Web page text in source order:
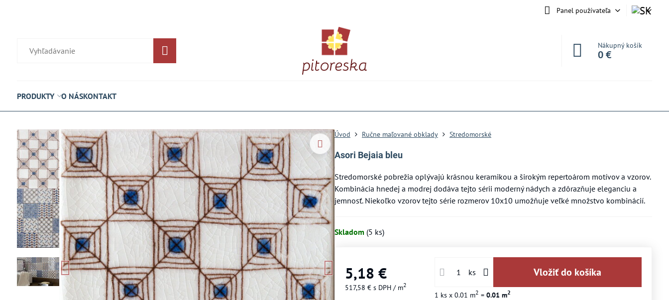
Panel používateľa
Nákupný košík
0 €
PRODUKTY O NÁSKONTAKT
Úvod Ručne maľované obklady Stredomorské
Asori Bejaia bleu
Stredomorské pobrežia oplývajú krásnou keramikou a širokým repertoárom motívov a vzorov.
Kombinácia hnedej a modrej dodáva tejto sérii moderný nádych a zdôrazňuje eleganciu a
jemnosť. Niekoľko vzorov tejto série rozmerov 10x10 umožňuje veľké množstvo kombinácií.
Skladom (5 ks)
5,18 €
517,58 € s DPH/ m2
ks Vložiť do košíka
1 ksx 0.01 m2 =0.01 m2